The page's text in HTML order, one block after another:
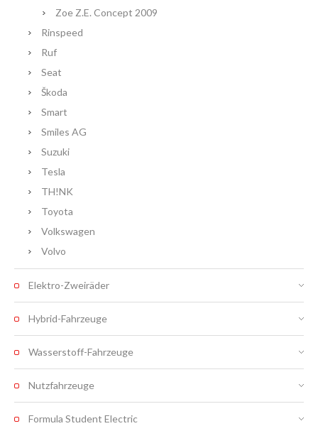
Zoe Z.E. Concept 2009
Rinspeed
Ruf
Seat
Škoda
Smart
Smiles AG
Suzuki
Tesla
TH!NK
Toyota
Volkswagen
Volvo
Elektro-Zweiräder
Hybrid-Fahrzeuge
Wasserstoff-Fahrzeuge
Nutzfahrzeuge
Formula Student Electric